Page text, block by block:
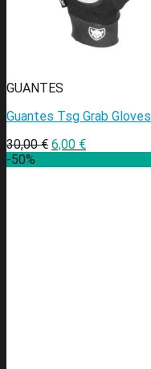
GUANTES
Guantes Tsg Grab Gloves
30,00€ 6,00 €
-50%